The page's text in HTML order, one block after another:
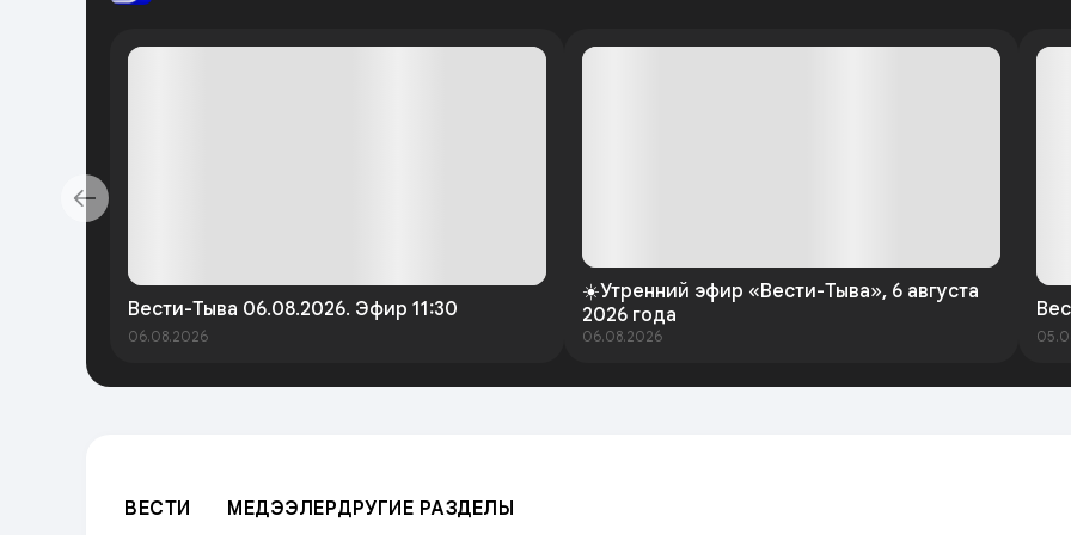
Вести-Тыва 06.08.2026. Эфир 11:30
06.08.2026
☀️Утренний эфир «Вести-Тыва», 6 августа
2026 года
06.08.2026
ВЕСТИ МЕДЭЭЛЕРДРУГИЕ РАЗДЕЛЫ